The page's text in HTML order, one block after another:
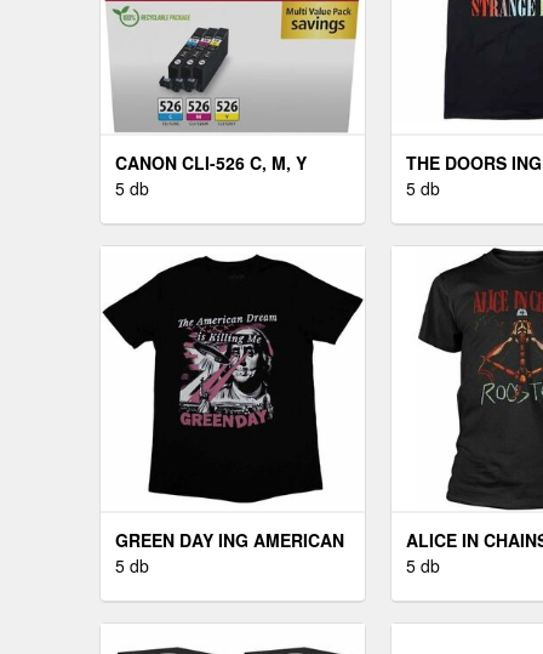
CANON CLI-526 C, M, Y
MULTIPACK (EREDETI)
5 db
THE DOORS
DAYS UNISEX
5 db
GREEN DAY ING AMERICAN
DREAM UNISEX BLACK M
5 db
ALICE IN
ROOSTER
5 db